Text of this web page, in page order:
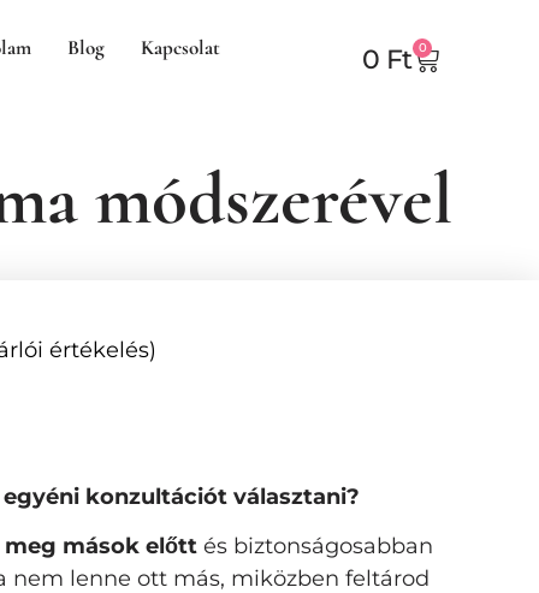
Blog Kapcsolat 0 Ft 0
módszerével
értékelés)
konzultációt választani?
meg mások előtt és biztonságosabban
nem lenne ott más, miközben feltárod